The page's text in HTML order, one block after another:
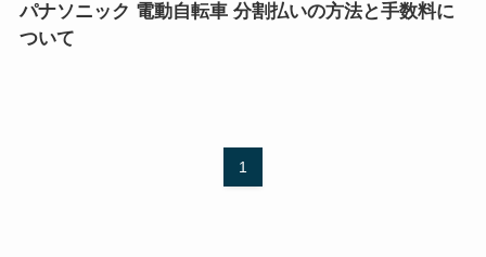
パナソニック 電動自転車 分割払いの方法と手数料に
ついて
1